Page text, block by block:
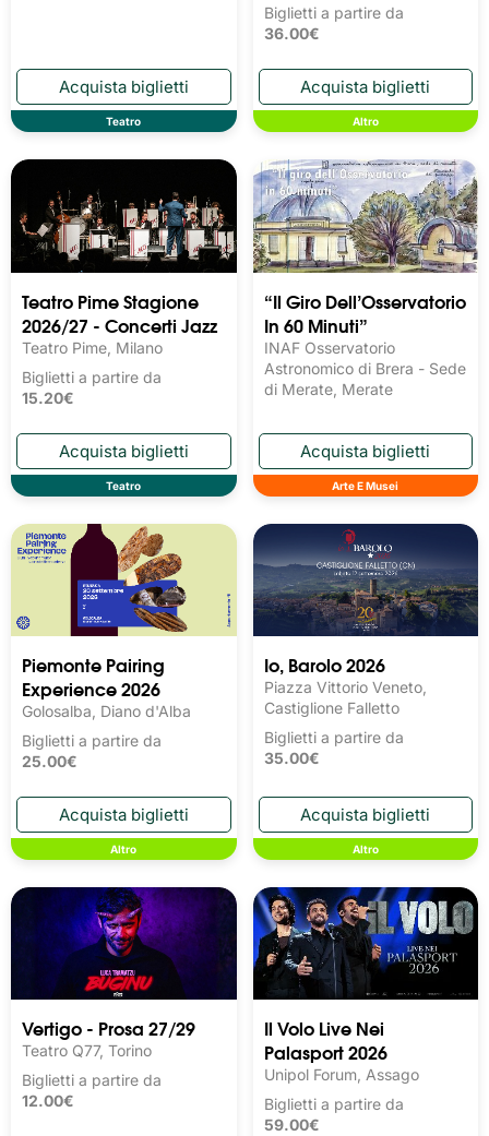
Teatro
Biglietti a partire da
36.00€
Altro
Teatro Pime Stagione
2026/27 - Concerti Jazz
Teatro Pime, Milano
Biglietti a partire da
15.20€
Teatro
“Il Giro Dell’Osservatorio
In 60 Minuti”
INAF Osservatorio
Astronomico di Brera - Sede
di Merate, Merate
Arte E Musei
Piemonte Pairing
Experience 2026
Golosalba, Diano d'Alba
Biglietti a partire da
25.00€
Altro
Io, Barolo 2026
Piazza Vittorio Veneto,
Castiglione Falletto
Biglietti a partire da
35.00€
Altro
Vertigo - Prosa 27/29
Teatro Q77, Torino
Biglietti a partire da
12.00€
Il Volo Live Nei
Palasport 2026
Unipol Forum, Assago
Biglietti a partire da
59.00€